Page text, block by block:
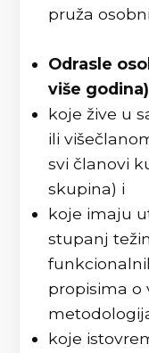
pruža
Odrasle
više godina)
koje žive u
ili
svi članovi
skupina) i
koje imaju
stupanj
propisima o
koje